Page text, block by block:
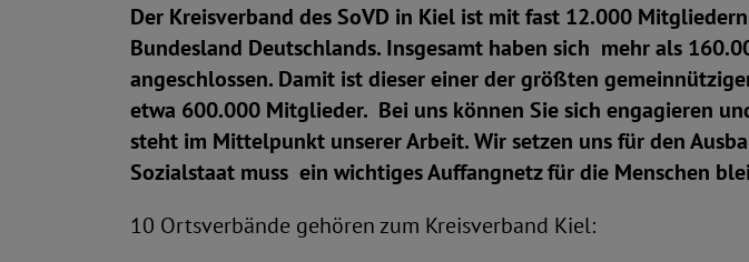
Der Kreisverband des SoVD in Kiel ist mit fast 12.000
Bundesland Deutschlands. Insgesamt haben sich mehr als
angeschlossen. Damit ist dieser einer der größten
etwa 600.000 Mitglieder. Bei uns können Sie sich engagieren
steht im Mittelpunkt unserer Arbeit. Wir setzen uns für den
Sozialstaat muss ein wichtiges Auffangnetz für die Menschen
10 Ortsverbände gehören zum Kreisverband Kiel: